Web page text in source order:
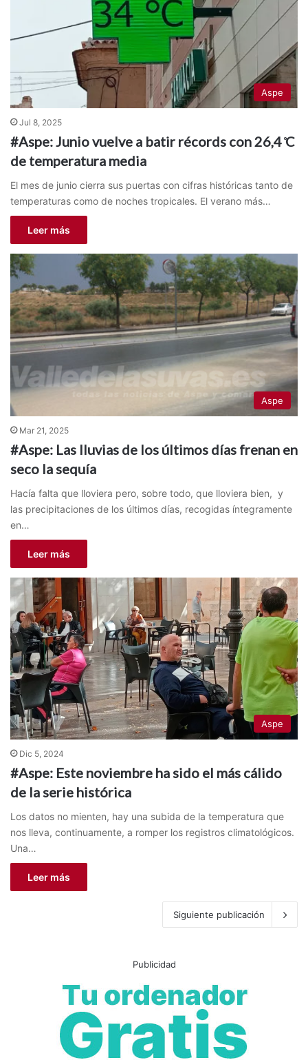
Aspe
Jul 8, 2025
#Aspe: Junio vuelve a batir récords con 26,4 ̊C
de temperatura media
El mes de junio cierra sus puertas con cifras históricas tanto de
temperaturas como de noches tropicales. El verano más…
Leer más
Aspe
Mar 21, 2025
#Aspe: Las lluvias de los últimos días frenan en
seco la sequía
Hacía falta que lloviera pero, sobre todo, que lloviera bien, y
las precipitaciones de los últimos días, recogidas íntegramente
en…
Leer más
Aspe
Dic 5, 2024
#Aspe: Este noviembre ha sido el más cálido
de la serie histórica
Los datos no mienten, hay una subida de la temperatura que
nos lleva, continuamente, a romper los registros climatológicos.
Una…
Leer más
Siguiente publicación
Publicidad